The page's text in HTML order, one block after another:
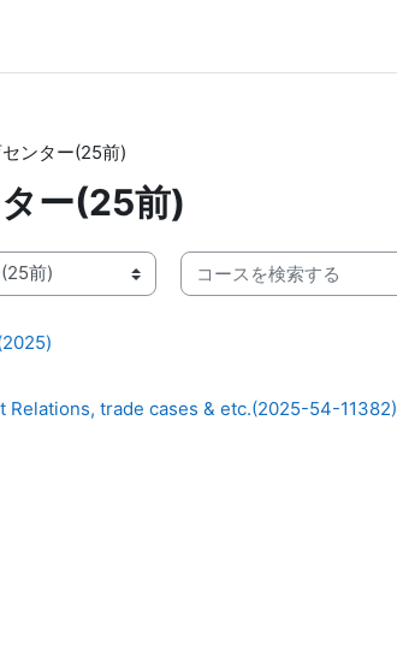
ンター(25前)
ー(25前)
コースを検索する
Relations, trade cases & etc.(2025-54-11382)